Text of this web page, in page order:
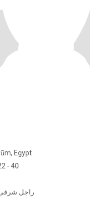
Egypt
- 40
راجل